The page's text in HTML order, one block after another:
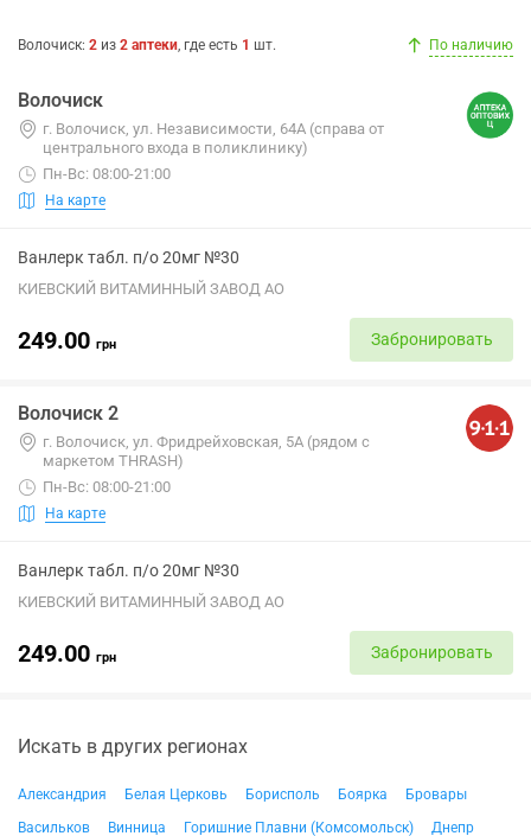
Волочиск: 2 из 2 аптеки, где есть 1 шт. По наличию
Волочиск
г. Волочиск, ул. Независимости, 64А (справа от
центрального входа в поликлинику)
Пн-Вс: 08:00-21:00
На карте
Ванлерк табл. п/о 20мг №30
КИЕВСКИЙ ВИТАМИННЫЙ ЗАВОД АО
249.00 грн Забронировать
Волочиск 2
г. Волочиск, ул. Фридрейховская, 5А (рядом с
маркетом THRASH)
Пн-Вс: 08:00-21:00
На карте
Ванлерк табл. п/о 20мг №30
КИЕВСКИЙ ВИТАМИННЫЙ ЗАВОД АО
249.00 грн Забронировать
Искать в других регионах
Александрия Белая Церковь Борисполь Боярка
Бровары
Васильков
Винница Горишние Плавни (Комсомольск)
Днепр